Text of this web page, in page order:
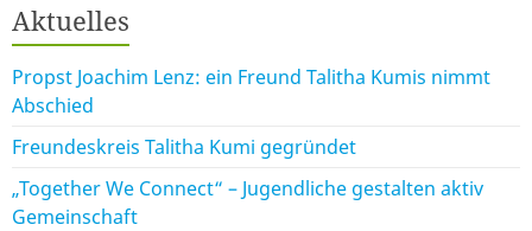
Aktuelles
Propst Joachim Lenz: ein Freund Talitha Kumis nimmt
Abschied
Freundeskreis Talitha Kumi gegründet
„Together We Connect“ – Jugendliche gestalten aktiv
Gemeinschaft